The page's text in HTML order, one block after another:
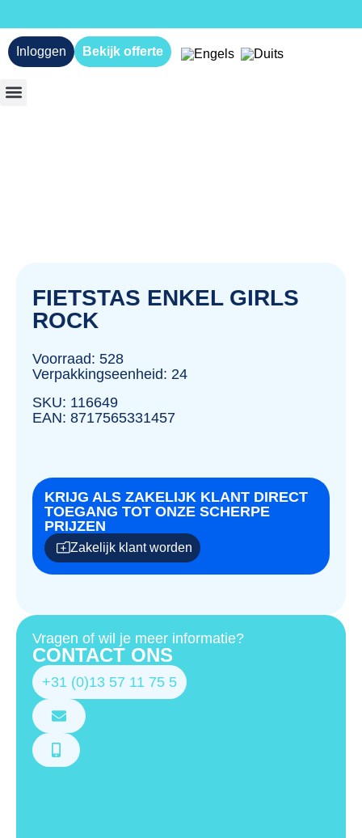
Inloggen Bekijk offerte
FIETSTAS ENKEL GIRLS
ROCK
Voorraad: 528
Verpakkingseenheid: 24
SKU: 116649
EAN: 8717565331457
KRIJG ALS ZAKELIJK KLANT DIRECT
TOEGANG TOT ONZE SCHERPE
PRIJZEN
Zakelijk klant worden
Vragen of wil je meer informatie?
CONTACT ONS
+31 (0)13 57 11 75 5